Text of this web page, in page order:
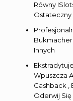
Równy
Ostateczny
Innych
Wpuszcza
Cashback ,
Oderwij Się